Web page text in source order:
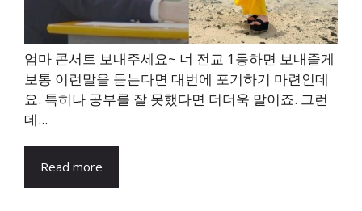
엄마 콘서트 보내주세요~ 너 전교 1등하면 보내줄게
보통 이런말을 듣는다면 대번에 포기하기 마련인데
요. 특히나 공부를 잘 못했다면 더더욱 말이죠. 그런
데...
Read more